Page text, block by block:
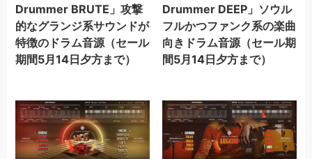
Drummer BRUTE」攻撃
的なグランジ系サウンドが
特徴のドラム音源（セール
期間5月14日夕方まで）
Drummer DEEP」ソウル
フルかつファンク系の楽曲
向きドラム音源（セール期
間5月14日夕方まで）